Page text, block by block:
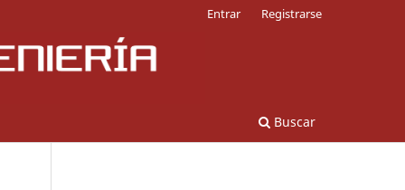
Buscar
Entrar Registrarse